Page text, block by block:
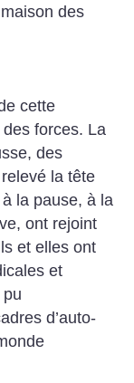
des
cette
forces. La
des
la tête
la pause, à la
ont rejoint
et elles ont
et
d’auto-